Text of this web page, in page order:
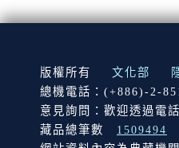
:::
版權所有 文化部
總機電話：(+886)-2-
意見詢問：歡迎透過電
藏品總筆數
1509494